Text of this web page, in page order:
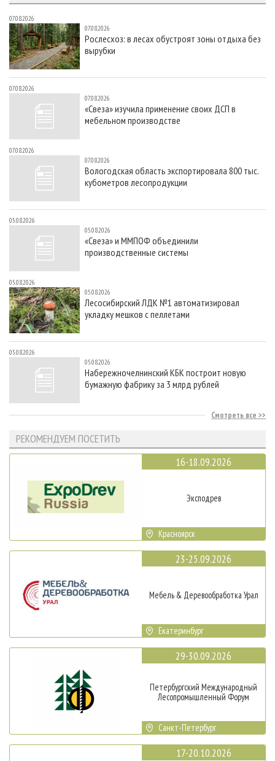
07.08.2026
07.08.2026
Рослесхоз: в лесах обустроят зоны отдыха без
вырубки
07.08.2026
07.08.2026
«Свеза» изучила применение своих ДСП в
мебельном производстве
07.08.2026
07.08.2026
Вологодская область экспортировала 800 тыс.
кубометров лесопродукции
05.08.2026
05.08.2026
«Свеза» и ММПОФ объединили
производственные системы
05.08.2026
05.08.2026
Лесосибирский ЛДК №1 автоматизировал
укладку мешков с пеллетами
05.08.2026
05.08.2026
Набережночелнинский КБК построит новую
бумажную фабрику за 3 млрд рублей
Смотреть все
РЕКОМЕНДУЕМ ПОСЕТИТЬ
16-18.09.2026
Эксподрев
Красноярск
23-25.09.2026
Мебель & Деревообработка Урал
Екатеринбург
29-30.09.2026
Петербургский Международный
Лесопромышленный Форум
Санкт-Петербург
17-20.10.2026